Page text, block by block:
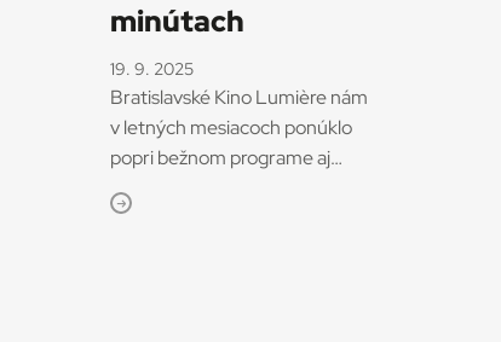
minútach
19. 9. 2025
Bratislavské Kino Lumière nám
v letných mesiacoch ponúklo
popri bežnom programe aj
niekoľko unikátnych projekcií.
Medzi nimi aj Paríž, Texas Wima